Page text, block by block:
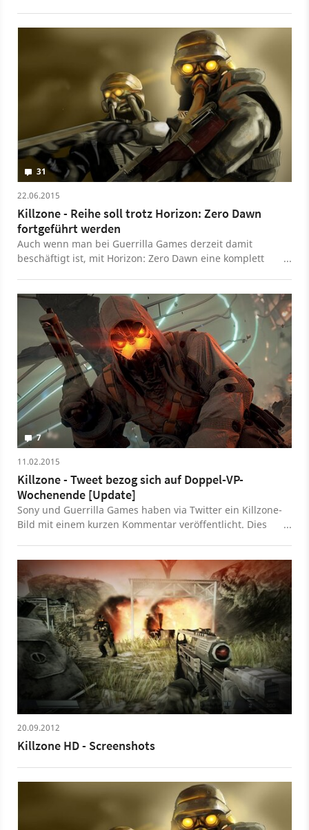
31
22.06.2015
Killzone - Reihe soll trotz Horizon: Zero Dawn
fortgeführt werden
Auch wenn man bei Guerrilla Games derzeit damit
beschäftigt ist, mit Horizon: Zero Dawn eine komplett
soll irgendwann fortgeführt werden.
7
11.02.2015
Killzone - Tweet bezog sich auf Doppel-VP-
Wochenende [Update]
Sony und Guerrilla Games haben via Twitter ein Killzone-
Bild mit einem kurzen Kommentar veröffentlicht. Dies
20.09.2012
Killzone HD - Screenshots